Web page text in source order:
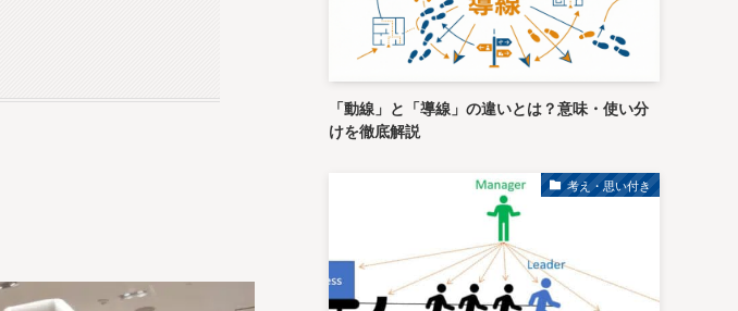
「動線」と「導線」の違いとは？意味・使い分
けを徹底解説
考え・思い付き